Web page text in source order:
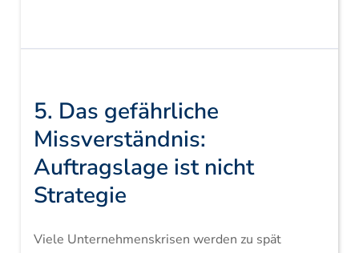
5. Das gefährliche
Missverständnis:
Auftragslage ist nicht
Strategie
Viele Unternehmenskrisen werden zu spät